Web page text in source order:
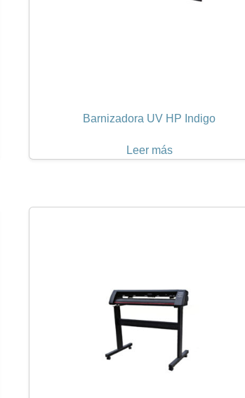
Barnizadora UV HP Indigo
Leer más